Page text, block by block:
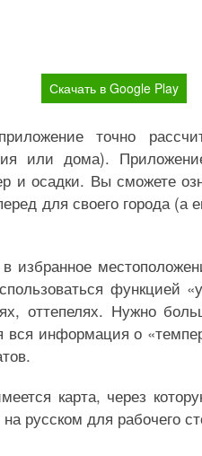
Скачать в Google Play
точно
или дома).
и осадки. Вы сможете
для своего города (а
избранное
функцией
оттепелях. Нужно
вся информация о
карта, через
русском для рабочего